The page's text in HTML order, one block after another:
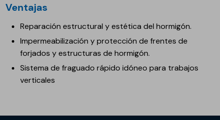
Ventajas
Reparación estructural y estética del hormigón.
Impermeabilización y protección de frentes de
forjados y estructuras de hormigón.
Sistema de fraguado rápido idóneo para trabajos
verticales